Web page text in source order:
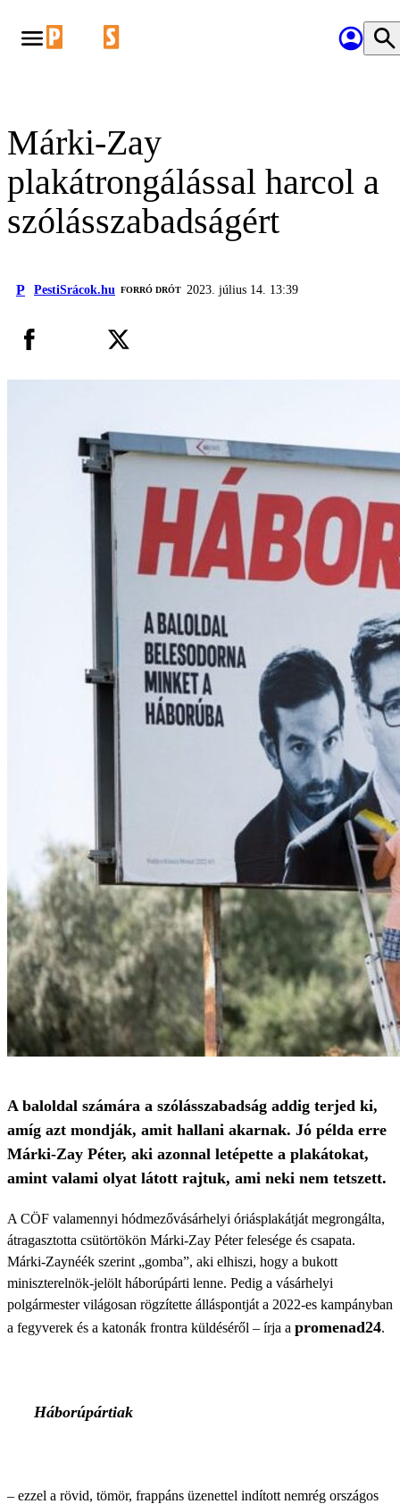
Márki-Zay
plakátrongálással harcol a
szólásszabadságért
P PestiSrácok.hu FORRÓ DRÓT 2023. július 14. 13:39
A baloldal számára a szólásszabadság addig terjed ki,
amíg azt mondják, amit hallani akarnak. Jó példa erre
Márki-Zay Péter, aki azonnal letépette a plakátokat,
amint valami olyat látott rajtuk, ami neki nem tetszett.
A CÖF valamennyi hódmezővásárhelyi óriásplakátját megrongálta,
átragasztotta csütörtökön Márki-Zay Péter felesége és csapata.
Márki-Zaynéék szerint „gomba”, aki elhiszi, hogy a bukott
miniszterelnök-jelölt háborúpárti lenne. Pedig a vásárhelyi
polgármester világosan rögzítette álláspontját a 2022-es kampányban
a fegyverek és a katonák frontra küldéséről – írja a promenad24.
Háborúpártiak
– ezzel a rövid, tömör, frappáns üzenettel indított nemrég országos